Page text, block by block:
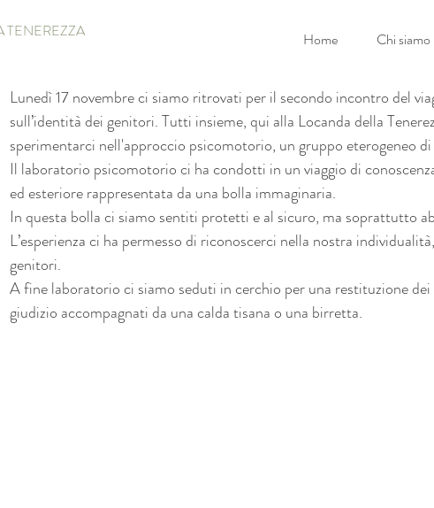
TENEREZZA Home Chi siamo
Lunedì 17 novembre ci siamo ritrovati per il secondo incontro del
sull’identità dei genitori. Tutti insieme, qui alla Locanda della
sperimentarci nell'approccio psicomotorio, un gruppo eterogeneo
Il laboratorio psicomotorio ci ha condotti in un viaggio di
ed esteriore rappresentata da una bolla immaginaria.
In questa bolla ci siamo sentiti protetti e al sicuro, ma soprattutto
L’esperienza ci ha permesso di riconoscerci nella nostra
genitori.
A fine laboratorio ci siamo seduti in cerchio per una restituzione dei
giudizio accompagnati da una calda tisana o una birretta.